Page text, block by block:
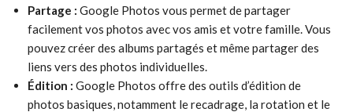
Partage : Google Photos vous permet de partager
facilement vos photos avec vos amis et votre famille. Vous
pouvez créer des albums partagés et même partager des
liens vers des photos individuelles.
Édition : Google Photos offre des outils d’édition de
photos basiques, notamment le recadrage, la rotation et le